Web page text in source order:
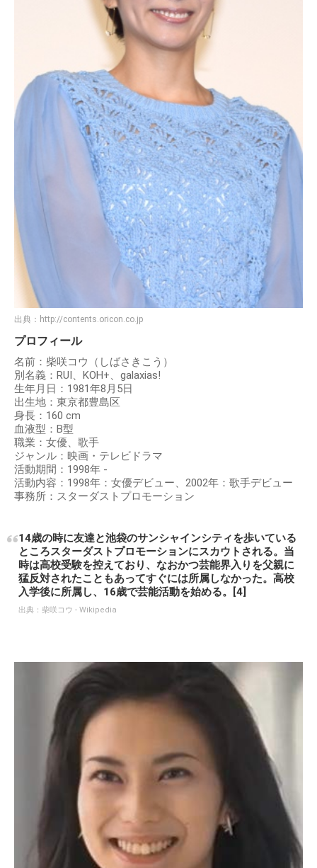
出典： http://contents.oricon.co.jp
プロフィール
名前：柴咲コウ（しばさきこう）
別名義：RUI、KOH+、galaxias!
生年月日：1981年8月5日
出生地：東京都豊島区
身長：160 cm
血液型：B型
職業：女優、歌手
ジャンル：映画・テレビドラマ
活動期間：1998年 -
活動内容：1998年：女優デビュー、2002年：歌手デビュー
事務所：スターダストプロモーション
14歳の時に友達と池袋のサンシャインシティを歩いている
ところスターダストプロモーションにスカウトされる。当
時は高校受験を控えており、なおかつ芸能界入りを父親に
猛反対されたこともあってすぐには所属しなかった。高校
入学後に所属し、16歳で芸能活動を始める。[4]
出典： 柴咲コウ - Wikipedia